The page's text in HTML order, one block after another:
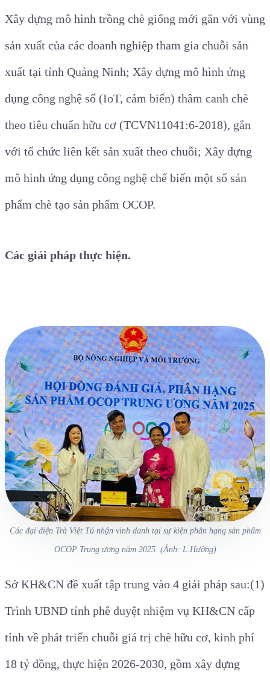
Xây dựng mô hình trồng chè giống mới gắn với vùng
sản xuất của các doanh nghiệp tham gia chuỗi sản
xuất tại tỉnh Quảng Ninh; Xây dựng mô hình ứng
dụng công nghệ số (IoT, cảm biến) thâm canh chè
theo tiêu chuẩn hữu cơ (TCVN11041:6-2018), gắn
với tổ chức liên kết sản xuất theo chuỗi; Xây dựng
mô hình ứng dụng công nghệ chế biến một số sản
phẩm chè tạo sản phẩm OCOP.
Các giải pháp thực hiện.
Các đại diện Trà Việt Tú nhận vinh danh tại sự kiện phân hạng sản phẩm
OCOP Trung ương năm 2025. (Ảnh: L.Hường)
Sở KH&CN đề xuất tập trung vào 4 giải pháp sau:(1)
Trình UBND tỉnh phê duyệt nhiệm vụ KH&CN cấp
tỉnh về phát triển chuỗi giá trị chè hữu cơ, kinh phí
18 tỷ đồng, thực hiện 2026-2030, gồm xây dựng